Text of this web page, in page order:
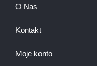
O Nas
Kontakt
Moje konto